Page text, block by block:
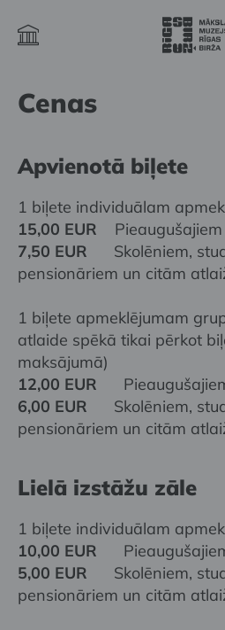
Cenas
Apvienotā biļete
1 biļete individuālam
15,00 EUR Pieaugušajiem
7,50 EUR
Skolēniem,
pensionāriem un citām
1 biļete apmeklējumam
atlaide spēkā tikai pērkot
maksājumā)
12,00 EUR
6,00 EUR
Skolēniem,
pensionāriem un citām
Lielā izstāžu zāle
1 biļete individuālam
10,00 EUR
5,00 EUR
Skolēniem,
pensionāriem un citām